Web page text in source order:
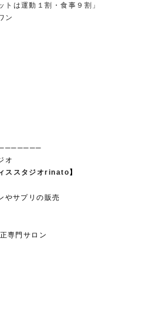
トは運動１割・食事９割」
ン
オ
ススタジオrinato 】
やサプリの販売
専門サロン